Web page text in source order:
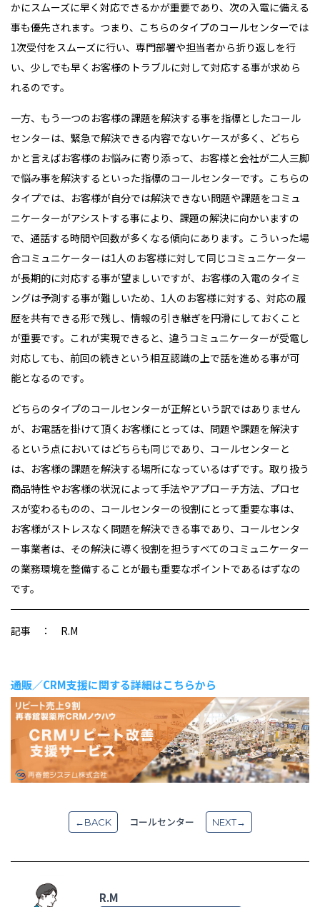
かにスムーズに早く対応できるかが重要であり、次の入電に備える
事も優先されます。つまり、こちらのタイプのコールセンターでは
1次受付をスムーズに行い、専門部署や担当者から折り返しを行
い、少しでも早くお客様のトラブルに対して対応する事が求めら
れるのです。
一方、もう一つのお客様の課題を解決する事を指標としたコール
センターは、緊急で解決できる内容でないケースが多く、どちら
かと言えばお客様のお悩みに寄り添って、お客様と会社が二人三脚
で悩み事を解決するといった指標のコールセンターです。こちらの
タイプでは、お客様が自分では解決できない問題や課題をコミュ
ニケーターがアシストする事により、課題の解決に向かいますの
で、通話する時間や回数が多くなる傾向にあります。こういった場
合コミュニケーターは1人のお客様に対して同じコミュニケーター
が長期的に対応する事が望ましいですが、お客様の入電のタイミ
ングは予測する事が難しいため、1人のお客様に対する、対応の履
歴を共有できる形で残し、情報の引き継ぎを円滑にしておくこと
が重要です。これが実現できると、違うコミュニケーターが受電し
対応しても、前回の続きという相互認識の上で話を進める事が可
能となるのです。
どちらのタイプのコールセンターが正解という訳ではありません
が、お電話を掛けて頂くお客様にとっては、問題や課題を解決す
るという点においてはどちらも同じであり、コールセンターと
は、お客様の課題を解決する場所になっているはずです。取り扱う
商品特性やお客様の状況によって手法やアプローチ方法、プロセ
スが変わるものの、コールセンターの役割にとって重要な事は、
お客様がストレスなく問題を解決できる事であり、コールセンタ
ー事業者は、その解決に導く役割を担うすべてのコミュニケーター
の業務環境を整備することが最も重要なポイントであるはずなの
です。
記事 ： R.M
通販／CRM支援に関する詳細はこちらから
←BACK コールセンター NEXT→
R.M